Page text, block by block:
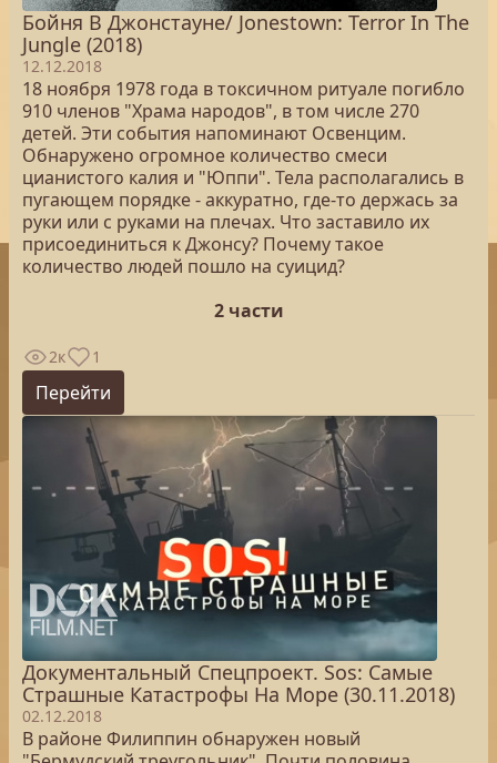
Бойня В Джонстауне/ Jonestown: Terror In The
Jungle (2018)
12.12.2018
18 ноября 1978 года в токсичном ритуале погибло
910 членов "Храма народов", в том числе 270
детей. Эти события напоминают Освенцим.
Обнаружено огромное количество смеси
цианистого калия и "Юппи". Тела располагались в
пугающем порядке - аккуратно, где-то держась за
руки или с руками на плечах. Что заставило их
присоединиться к Джонсу? Почему такое
количество людей пошло на суицид?
2 части
2к 1
Перейти
Документальный Спецпроект. Sos: Самые
Страшные Катастрофы На Море (30.11.2018)
02.12.2018
В районе Филиппин обнаружен новый